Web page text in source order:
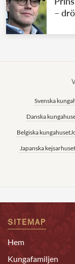
–
Svenska
Danska
Belgiska kungahuset
Japanska kejsarhuset
SITEMAP
Hem
Kungafamiljen